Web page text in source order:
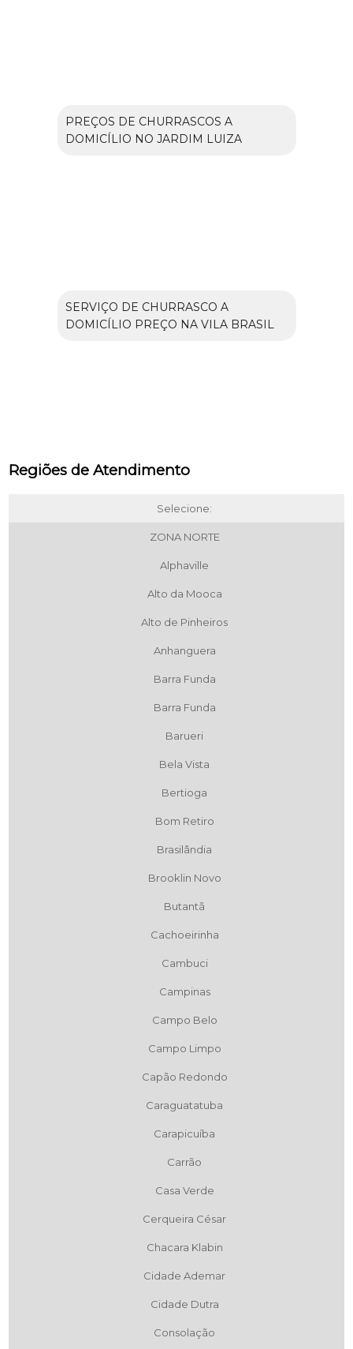
PREÇOS DE CHURRASCOS A
DOMICÍLIO NO JARDIM LUIZA
SERVIÇO DE CHURRASCO A
DOMICÍLIO PREÇO NA VILA BRASIL
Regiões de Atendimento
Selecione:
ZONA NORTE
Alphaville
Alto da Mooca
Alto de Pinheiros
Anhanguera
Barra Funda
Barra Funda
Barueri
Bela Vista
Bertioga
Bom Retiro
Brasilândia
Brooklin Novo
Butantã
Cachoeirinha
Cambuci
Campinas
Campo Belo
Campo Limpo
Capão Redondo
Caraguatatuba
Carapicuíba
Carrão
Casa Verde
Cerqueira César
Chacara Klabin
Cidade Ademar
Cidade Dutra
Consolação